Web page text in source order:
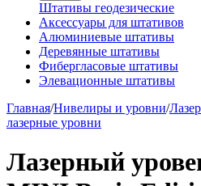
Штативы геодезические
Аксессуары для штативов
Алюминиевые штативы
Деревянные штативы
Фибергласовые штативы
Элевационные штативы
Главная/Нивелиры и уровни/
лазерные уровни
Лазерный